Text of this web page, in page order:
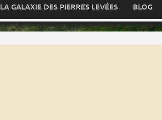
LA GALAXIE DES PIERRES LEVÉES BLOG